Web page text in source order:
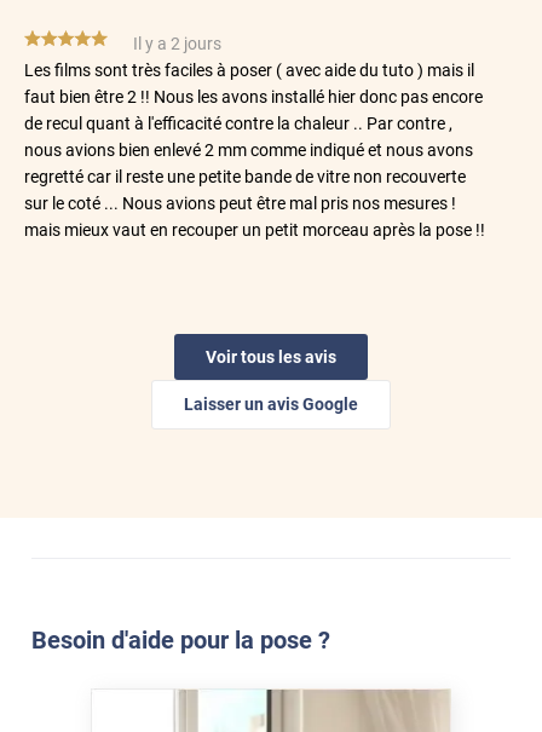
*****
Les films sont très faciles à poser ( avec aide du tuto ) mais il
faut bien être 2 !! Nous les avons installé hier donc pas encore
de recul quant à l'efficacité contre la chaleur .. Par contre ,
nous avions bien enlevé 2 mm comme indiqué et nous avons
regretté car il reste une petite bande de vitre non recouverte
sur le coté ... Nous avions peut être mal pris nos mesures !
mais mieux vaut en recouper un petit morceau après la pose !!
Il y a 2 jours
L'efficacité du produit ,,!
Il y a 3 jours
Top produit et tjs de bonne qualité. Service au top
Il y a 3 jours
Voir tous les avis
Laisser un avis Google
Besoin d'aide pour la pose ?